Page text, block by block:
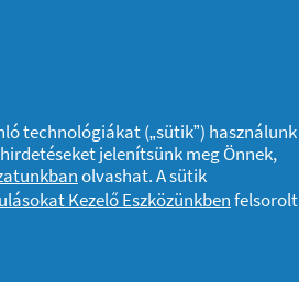
technológiákat („sütik”) használunk
jelenítsünk meg Önnek,
olvashat. A sütik
Kezelő Eszközünkbenfelsorolt